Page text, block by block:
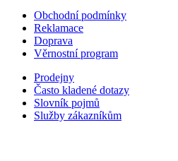
Obchodní podmínky
Reklamace
Doprava
Věrnostní program
Prodejny
Často kladené dotazy
Slovník pojmů
Služby zákazníkům